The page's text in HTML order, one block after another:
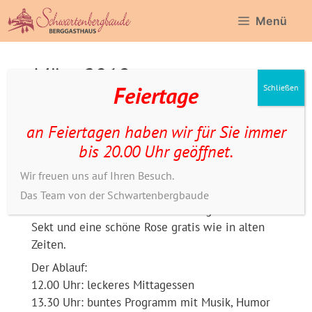
Inhalt
springen
Menü
März 2019
vonConni
Super Frauentagsprogramm
Zeitraum: 01.03. bis 30.03.2019, 12.00 bis ca.
18.00 Uhr
Sekt und eine schöne Rose gratis wie in alten
Zeiten.
Der Ablauf:
12.00 Uhr: leckeres Mittagessen
13.30 Uhr: buntes Programm mit Musik, Humor
Feiertage
an Feiertagen haben wir für Sie immer
bis 20.00 Uhr geöffnet.
Wir freuen uns auf Ihren Besuch.
Das Team von der Schwartenbergbaude
Schließen